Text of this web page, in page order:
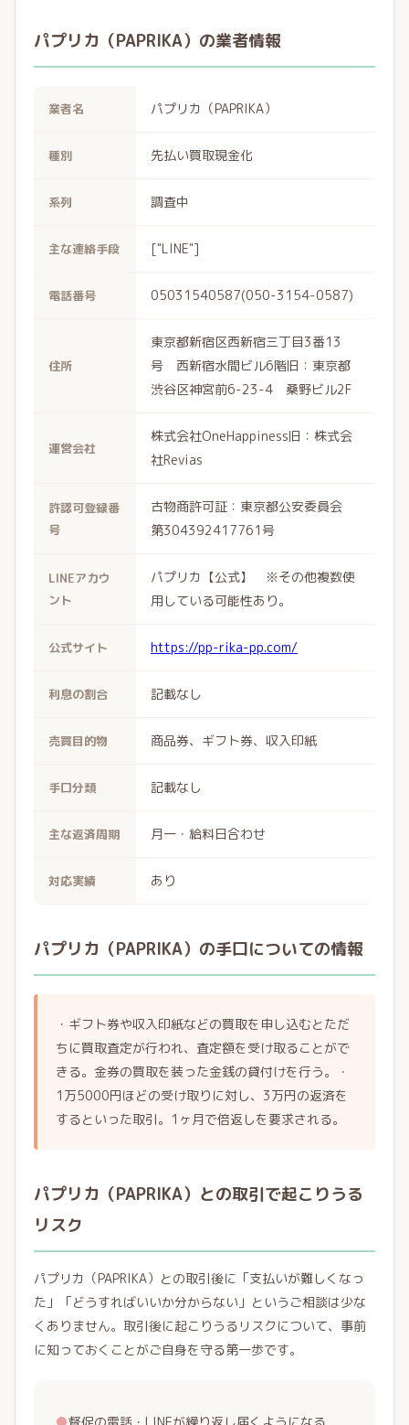
パプリカ（PAPRIKA）の業者情報
業者名 パプリカ（PAPRIKA）
種別 先払い買取現金化
系列 調査中
主な連絡手段 ["LINE"]
電話番号 05031540587(050-3154-0587)
住所
東京都新宿区西新宿三丁目3番13
号 西新宿水間ビル6階旧：東京都
渋谷区神宮前6-23-4 桑野ビル2F
運営会社
株式会社OneHappiness旧：株式会
社Revias
許認可登録番
号
古物商許可証：東京都公安委員会
第304392417761号
LINEアカウ
ント
パプリカ【公式】 ※その他複数使
用している可能性あり。
公式サイト https://pp-rika-pp.com/
利息の割合 記載なし
売買目的物 商品券、ギフト券、収入印紙
手口分類 記載なし
主な返済周期 月一・給料日合わせ
対応実績 あり
パプリカ（PAPRIKA）の手口についての情報
・ギフト券や収入印紙などの買取を申し込むとただ
ちに買取査定が行われ、査定額を受け取ることがで
きる。金券の買取を装った金銭の貸付けを行う。・
1万5000円ほどの受け取りに対し、3万円の返済を
するといった取引。1ヶ月で倍返しを要求される。
パプリカ（PAPRIKA）との取引で起こりうる
リスク
パプリカ（PAPRIKA）との取引後に「支払いが難しくなっ
た」「どうすればいいか分からない」というご相談は少な
くありません。取引後に起こりうるリスクについて、事前
に知っておくことがご自身を守る第一歩です。